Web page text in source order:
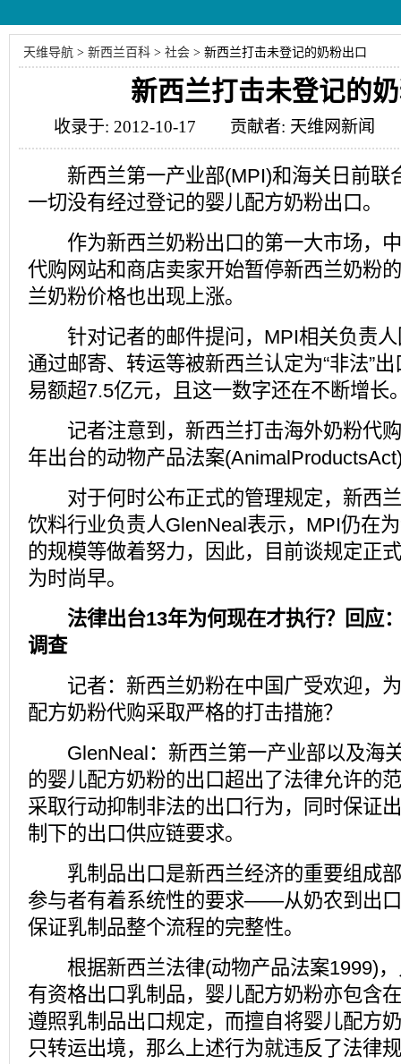
天维导航 > 新西兰百科 > 社会 > 新西兰打击未登记的奶粉出口
新西兰打击未登记的
收录于: 2012-10-17 贡献者: 天维网新闻
新西兰第一产业部(MPI)和海关日前联
一切没有经过登记的婴儿配方奶粉出口。
作为新西兰奶粉出口的第一大市场，中
代购网站和商店卖家开始暂停新西兰奶粉
兰奶粉价格也出现上涨。
针对记者的邮件提问，MPI相关负责人
通过邮寄、转运等被新西兰认定为“非法”
易额超7.5亿元，且这一数字还在不断增长
记者注意到，新西兰打击海外奶粉代购
年出台的动物产品法案
对于何时公布正式的管理规定，新西兰
饮料行业负责人GlenNeal表示，MPI仍在
的规模等做着努力，因此，目前谈规定正
为时尚早。
法律出台13年为何现在才执行？回应
调查
记者：新西兰奶粉在中国广受欢迎，为
配方奶粉代购采取严格的打击措施？
GlenNeal：新西兰第一产业部以及海
的婴儿配方奶粉的出口超出了法律允许的
采取行动抑制非法的出口行为，同时保证
制下的出口供应链要求。
乳制品出口是新西兰经济的重要组成部
参与者有着系统性的要求——从奶农到出
保证乳制品整个流程的完整性。
根据新西兰法律(动物产品法案1999)，
有资格出口乳制品，婴儿配方奶粉亦包含
遵照乳制品出口规定，而擅自将婴儿配方
只转运出境，那么上述行为就违反了法律